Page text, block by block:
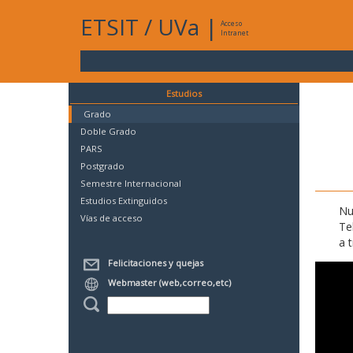
ETSIT / UVa |
Acceso
Intranet
Estudios
Grado
Doble Grado
PARS
Postgrado
Semestre Internacional
Estudios Extinguidos
Vías de acceso
Felicitaciones y quejas
Webmaster (web,correo,etc)
a